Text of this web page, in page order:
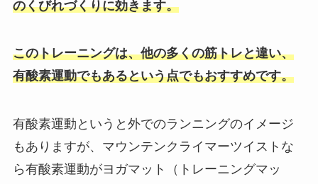
のくびれづくりに効きます。
このトレーニングは、他の多くの筋トレと違い、
有酸素運動でもあるという点でもおすすめです。
有酸素運動というと外でのランニングのイメージ
もありますが、マウンテンクライマーツイストな
ら有酸素運動がヨガマット（トレーニングマッ